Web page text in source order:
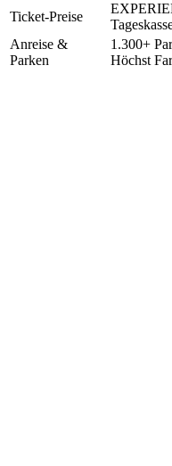
Ticket-Preise
Anreise &
Parken
1.300+
Höchst